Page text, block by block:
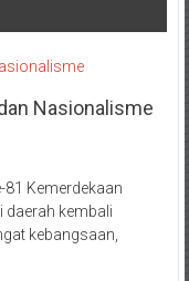
Nasionalisme
81 Kemerdekaan
daerah kembali
kebangsaan,